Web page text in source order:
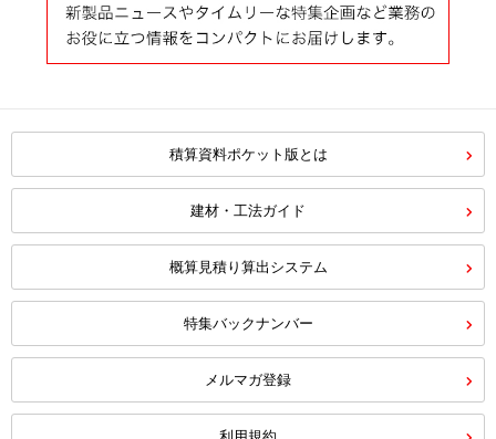
積算資料ポケット版とは
建材・工法ガイド
概算見積り算出システム
特集バックナンバー
メルマガ登録